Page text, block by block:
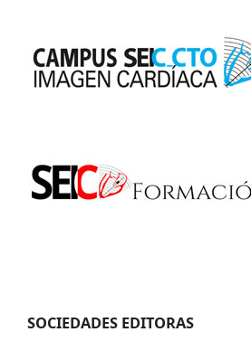
SOCIEDADES EDITORAS